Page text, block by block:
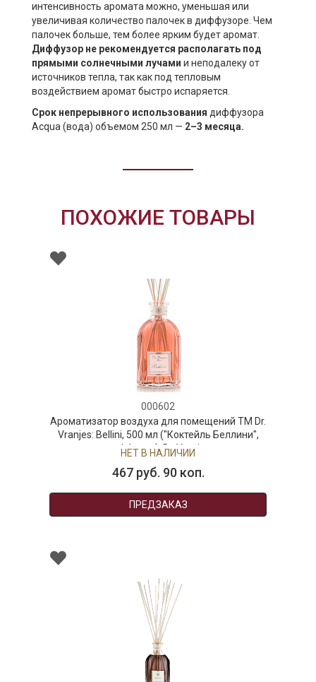
интенсивность аромата можно, уменьшая или
увеличивая количество палочек в диффузоре. Чем
палочек больше, тем более ярким будет аромат.
Диффузор не рекомендуется располагать под
прямыми солнечными лучами и неподалеку от
источников тепла, так как под тепловым
воздействием аромат быстро испаряется.
Срок непрерывного использования диффузора
Acqua (вода) объемом 250 мл — 2–3 месяца.
ПОХОЖИЕ ТОВАРЫ
000602
Ароматизатор воздуха для помещений ТМ Dr.
Vranjes: Bellini, 500 мл ("Коктейль Беллини",
диффузор), Dr. Vranjes
НЕТ В НАЛИЧИИ
467 руб. 90 коп.
ПРЕДЗАКАЗ